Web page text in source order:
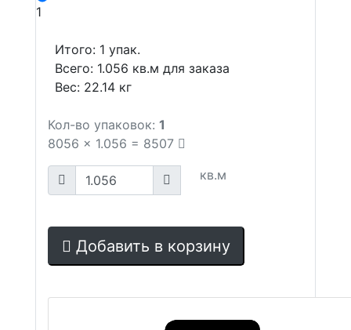
1
Итого: 1 упак.
Всего: 1.056 кв.м для заказа
Вес: 22.14 кг
Кол-во упаковок: 1
8056 x 1.056 = 8507
кв.м
Добавить в корзину